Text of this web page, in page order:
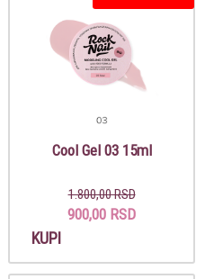
Cool Gel 03 15ml
1.800,00 RSD
900,00 RSD
KUPI